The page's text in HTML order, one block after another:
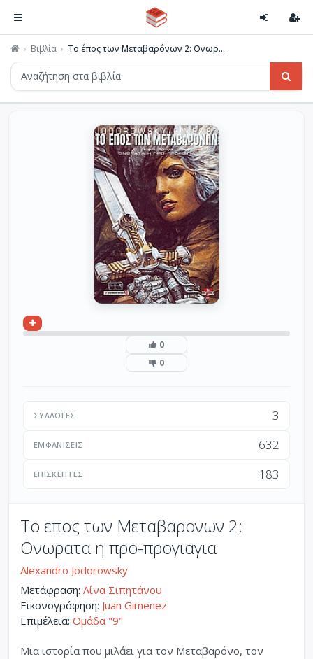
Βιβλία Το έπος των Μεταβαρόνων 2: Ονωρ...
0
0
ΣΥΛΛΟΓΈΣ 3
ΕΜΦΑΝΊΣΕΙΣ 632
ΕΠΙΣΚΈΠΤΕΣ 183
Το επος των Μεταβαρονων 2:
Ονωρατα η προ-προγιαγια
Alexandro Jodorowsky
Μετάφραση: Λίνα Σιπητάνου
Εικονογράφηση: Juan Gimenez
Επιμέλεια: Ομάδα "9"
Μια ιστορία που μιλάει για τον Μεταβαρόνο, τον